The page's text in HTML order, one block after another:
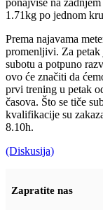
ponajviše na
1.71kg po jednom
Prema najavama
promenljivi. Za petak
subotu a potpuno
ovo će značiti da
prvi trening u petak
časova. Što se tiče
kvalifikacije su
8.10h.
(Diskusija)
Zapratite nas